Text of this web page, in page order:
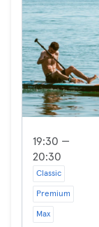
19:30 —
20:30
Classic
Premium
Max